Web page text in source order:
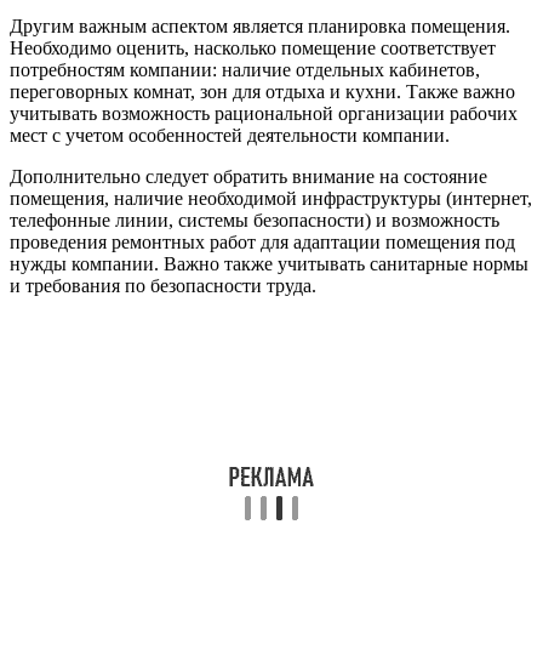
Другим важным аспектом является планировка помещения.
Необходимо оценить, насколько помещение соответствует
потребностям компании: наличие отдельных кабинетов,
переговорных комнат, зон для отдыха и кухни. Также важно
учитывать возможность рациональной организации рабочих
мест с учетом особенностей деятельности компании.
Дополнительно следует обратить внимание на состояние
помещения, наличие необходимой инфраструктуры (интернет,
телефонные линии, системы безопасности) и возможность
проведения ремонтных работ для адаптации помещения под
нужды компании. Важно также учитывать санитарные нормы
и требования по безопасности труда.